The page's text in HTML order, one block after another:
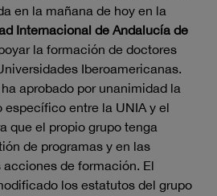
en la mañana de hoy en la
Internacional de Andalucía de
la formación de doctores
Iberoamericanas.
aprobado por unanimidad la
específico entre la UNIA y el
que el propio grupo tenga
de programas y en las
de formación. El
los estatutos del grupo